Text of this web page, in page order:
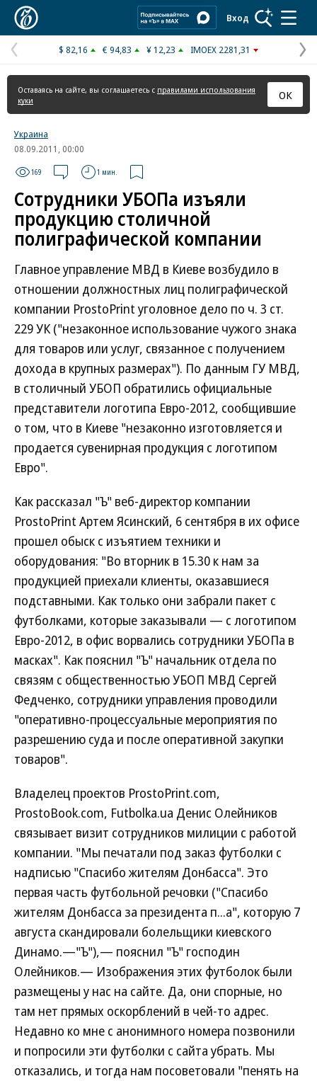
Вход
Предыдущая
страница
$ 82,16 € 94,83 ¥ 12,23 IMOEX 2281,31
Оставаясь на сайте, вы соглашаетесь с правилами использования
куки
ОК
Украина
08.09.2011, 00:00
169 1 мин.
Сотрудники УБОПа изъяли
продукцию столичной
полиграфической компании
Главное управление МВД в Киеве возбудило в
отношении должностных лиц полиграфической
компании ProstoPrint уголовное дело по ч. 3 ст.
229 УК ("незаконное использование чужого знака
для товаров или услуг, связанное с получением
дохода в крупных размерах"). По данным ГУ МВД,
в столичный УБОП обратились официальные
представители логотипа Евро-2012, сообщившие
о том, что в Киеве "незаконно изготовляется и
продается сувенирная продукция с логотипом
Евро".
Как рассказал "Ъ" веб-директор компании
ProstoPrint Артем Ясинский, 6 сентября в их офисе
прошел обыск с изъятием техники и
оборудования: "Во вторник в 15.30 к нам за
продукцией приехали клиенты, оказавшиеся
подставными. Как только они забрали пакет с
футболками, которые заказывали — с логотипом
Евро-2012, в офис ворвались сотрудники УБОПа в
масках". Как пояснил "Ъ" начальник отдела по
связям с общественностью УБОП МВД Сергей
Федченко, сотрудники управления проводили
"оперативно-процессуальные мероприятия по
разрешению суда и после оперативной закупки
товаров".
Владелец проектов ProstoPrint.com,
ProstoBook.com, Futbolka.ua Денис Олейников
связывает визит сотрудников милиции с работой
компании. "Мы печатали под заказ футболки с
надписью "Спасибо жителям Донбасса". Это
первая часть футбольной речовки ("Спасибо
жителям Донбасса за президента п...а", которую 7
августа скандировали болельщики киевского
Динамо.—"Ъ"),— пояснил "Ъ" господин
Олейников.— Изображения этих футболок были
размещены у нас на сайте. Да, они спорные, но
там нет прямых оскорблений в чей-то адрес.
Недавно ко мне с анонимного номера позвонили
и попросили эти футболки с сайта убрать. Мы
отказались, и тогда нам посоветовали "пенять на